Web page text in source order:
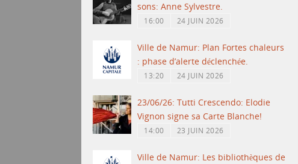
sons: Anne Sylvestre.
16:00 24 JUIN 2026
Ville de Namur: Plan Fortes chaleurs
: phase d’alerte déclenchée.
13:20 24 JUIN 2026
23/06/26: Tutti Crescendo: Elodie
Vignon signe sa Carte Blanche!
14:00 23 JUIN 2026
Ville de Namur: Les bibliothèques de